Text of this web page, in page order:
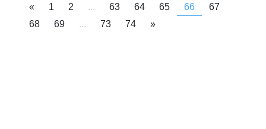
« 1 2 ... 63 64 65 66
67
68
69 ... 73 74 »